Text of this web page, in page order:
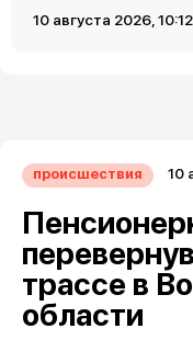
10 августа 2026, 10:12
происшествия 10
трассе в
области